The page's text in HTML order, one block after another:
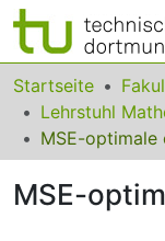
Bereiche &
Das gesamte
Startseite
MSE-